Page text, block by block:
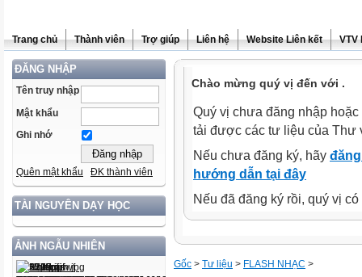
Trang chủ Thành viên Trợ giúp Liên hệ Website Liên kết VTV
ĐĂNG NHẬP
Tên truy nhập
Mật khẩu
Ghi nhớ
Quên mật khẩu ĐK thành viên
TÀI NGUYÊN DẠY HỌC
ẢNH NGẪU NHIÊN
Chào mừng quý vị đến với .
Quý vị chưa đăng nhập
tải được các tư liệu của Thư
Nếu chưa đăng ký, hãy
hướng dẫn tại đây
Nếu đã đăng ký rồi, quý vị
Gốc > Tư liệu > FLASH NHẠC >